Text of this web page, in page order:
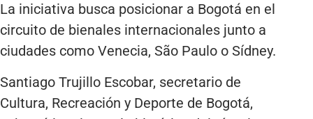
La iniciativa busca posicionar a Bogotá en el
circuito de bienales internacionales junto a
ciudades como Venecia, São Paulo o Sídney.
Santiago Trujillo Escobar, secretario de
Cultura, Recreación y Deporte de Bogotá,